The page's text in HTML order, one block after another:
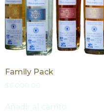
Family Pack
$6,000.00
Añadir al carrito